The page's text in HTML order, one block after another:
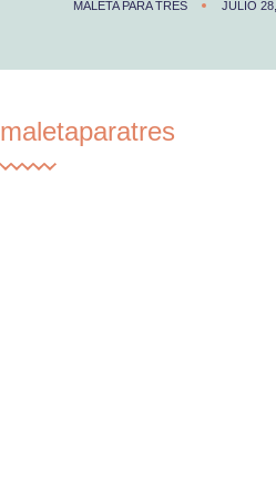
MALETA PARA TRES JULIO
maletaparatres